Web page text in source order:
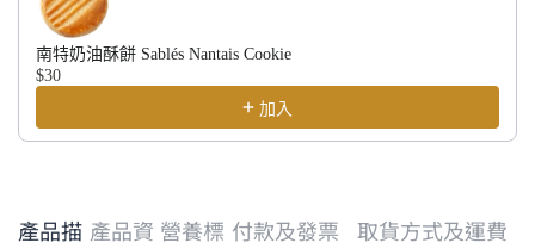
南特奶油酥餅 Sablés Nantais Cookie
$30
加入
產品描 產品資 營養標 付款及發票
取貨方式及運費